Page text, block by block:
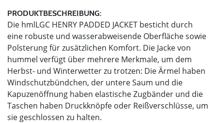
PRODUKTBESCHREIBUNG:
Die hmlLGC HENRY PADDED JACKET besticht durch
eine robuste und wasserabweisende Oberfläche sowie
Polsterung für zusätzlichen Komfort. Die Jacke von
hummel verfügt über mehrere Merkmale, um dem
Herbst- und Winterwetter zu trotzen: Die Ärmel haben
Windschutzbündchen, der untere Saum und die
Kapuzenöffnung haben elastische Zugbänder und die
Taschen haben Druckknöpfe oder Reißverschlüsse, um
sie geschlossen zu halten.